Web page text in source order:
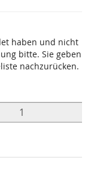
haben und nicht
bitte. Sie geben
nachzurücken.